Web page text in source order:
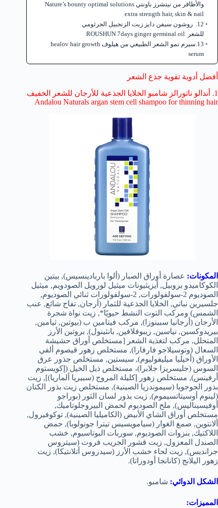
والأظافر من نيتشرز باونتي Nature’s bounty optimal solutions
extra strength hair, skin & nail
12. روشون سيفن دايز زيت الزنجبيل الجرثومي
للشعر ROUSHUN 7days ginger germinal oil
13.سيرم نمو الشعر الطبيعي من هيلوف healov hair growth
serum
أفضل أدوية تقوية جذع الشعر
1. أندالو ناتورالز شامبو الخلايا الجذعية للأرجان للشعر الخفيف
Andalou Naturals argan stem cell shampoo for thinning hair
المكونات: عصارة أوراق الصبار (ألوا باربادينسيس), بيتين
الكوكاميدو بروبيل, أيزيثيونات ميثيل لورويل الصودويم, ميثيل
الصوديوم 2-سولفولورات, 2-سولفولورات ثنائي الصوديوم,
جلسيرين نباتي, الخلايا الجذعية للثمار (أرجان, تفاح شائع, عنب
الشمس) ومركب التوت النشط حيويًا*, زيت نواة شجرة
الأرجان (أرجانيا سبينوزا), مركب فيتامين ب (بيوتين, ثيامين,
بيريدوكسين, نياسين, ريبوفلافين, بانثينول), بروتين الأرز
المتحلل, مركب لتغذية الشعر [مستخلص أوراق حشيشة
السعال (وتوسيلاجو فارفارا), مستخلص زهور قيصوم ألفي
الأوراق (أخيليا ميليفوليوم), سيستين, مستخلص جذور عرق
السوس (جليسريزا جلابرا)، مستخلص ذيل الخيل (إكويستوم
أرفينس), مستخلص زهور إكليلة المروج (سبيريا ألماريا)], زيت
بذور الجوجوبا (سيموندزيا الصينية), مستخلص زيت بذور الكتان
(لينوم أوسيتاتسيموم), زيت بذور لسان الثور (بوراجو
أوفيسيناليس), ملح الصوديوم لحمض البيروجلوتاميك,
مستخلص أوراق الشاي الأبيض (الكاميليا الصينية), توكوفيرول,
ألانتوين, صمغ الغوار (سياموبسيس تيترا جونولوبا), حمض
اللاكتيك, بنزوات الصوديوم, سوربات البوتاسيوم, خشب
الصندل المعزول, زيت قشور الجريب فروت (سيتروس
جرانديس), زيت لحاء خشب الأرز (سيدروس أتلانتيكا), زيت
زهور اليلانج (كانانجا أودوراتا).
الشكل الدوائي: شامبو.
المميزات: